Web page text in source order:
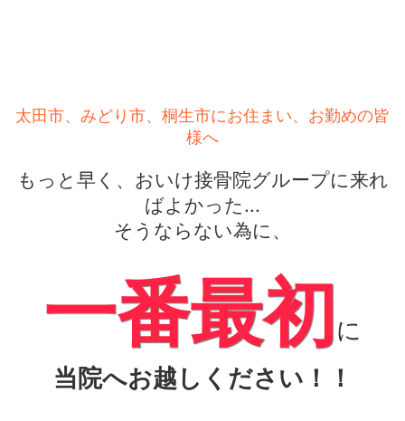
太田市、みどり市、桐生市にお住まい、お勤めの皆
様へ
もっと早く、おいけ接骨院グループに来れ
ばよかった...
そうならない為に、
一番最初に
当院へお越しください！！